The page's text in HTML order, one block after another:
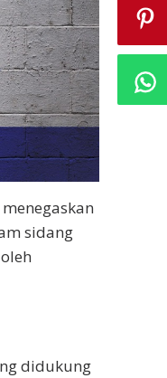
menegaskan
sidang
didukung